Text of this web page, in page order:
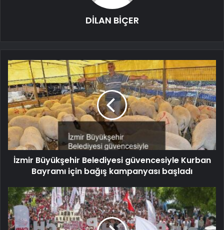
DİLAN BİÇER
İzmir Büyükşehir Belediyesi güvencesiyle Kurban
Bayramı için bağış kampanyası başladı